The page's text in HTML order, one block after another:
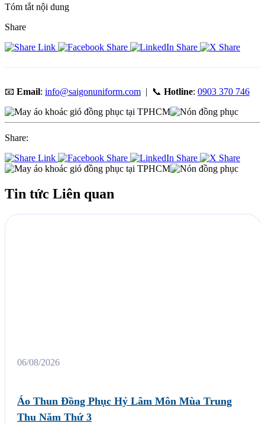
Tóm tắt nội dung
Share
📧 Email: info@saigonuniform.com | 📞 Hotline: 0903 370 746
Share:
Tin tức Liên quan
06/08/2026
Áo Thun Đồng Phục Hỷ Lâm Môn Mùa Trung
Thu Năm Thứ 3